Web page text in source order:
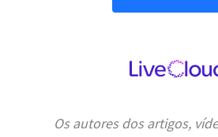
Os autores dos artigos,